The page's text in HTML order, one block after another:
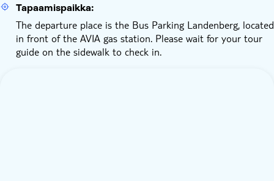
Tapaamispaikka:
The departure place is the Bus Parking Landenberg, located
in front of the AVIA gas station. Please wait for your tour
guide on the sidewalk to check in.